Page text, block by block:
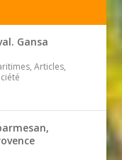
Gansa
Articles,